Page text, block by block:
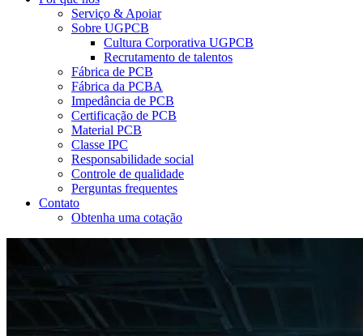
Serviço & Apoiar
Sobre UGPCB
Cultura Corporativa UGPCB
Recrutamento de talentos
Fábrica de PCB
Fábrica da PCBA
Impedância de PCB
Certificação de PCB
Material PCB
Classe IPC
Responsabilidade social
Controle de qualidade
Perguntas frequentes
Contato
Obtenha uma cotação